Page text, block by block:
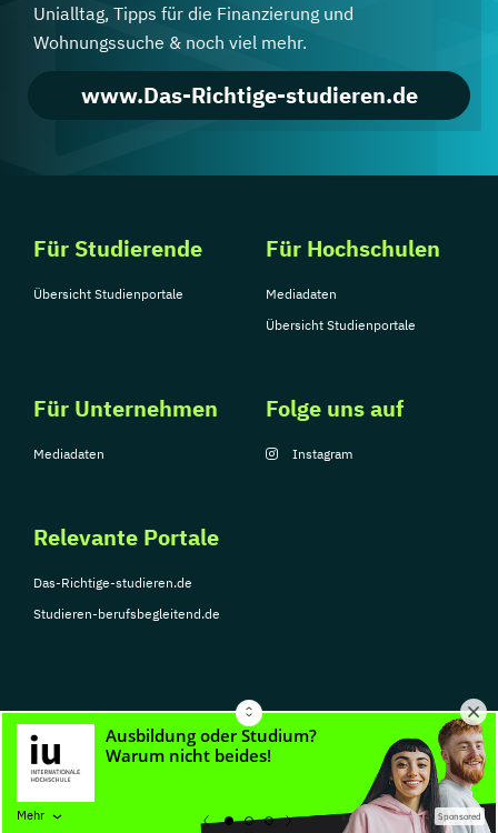
Mehr Sponsored
Unialltag, Tipps für die Finanzierung und
Wohnungssuche & noch viel mehr.
www.Das-Richtige-studieren.de
Für Studierende
Übersicht Studienportale
Für Hochschulen
Mediadaten
Übersicht Studienportale
Für Unternehmen
Mediadaten
Relevante Portale
Das-Richtige-studieren.de
Studieren-berufsbegleitend.de
Folge uns auf
Instagram
© Copyright 2026, TarGroup Media GmbH
Nutzungsbedingungen